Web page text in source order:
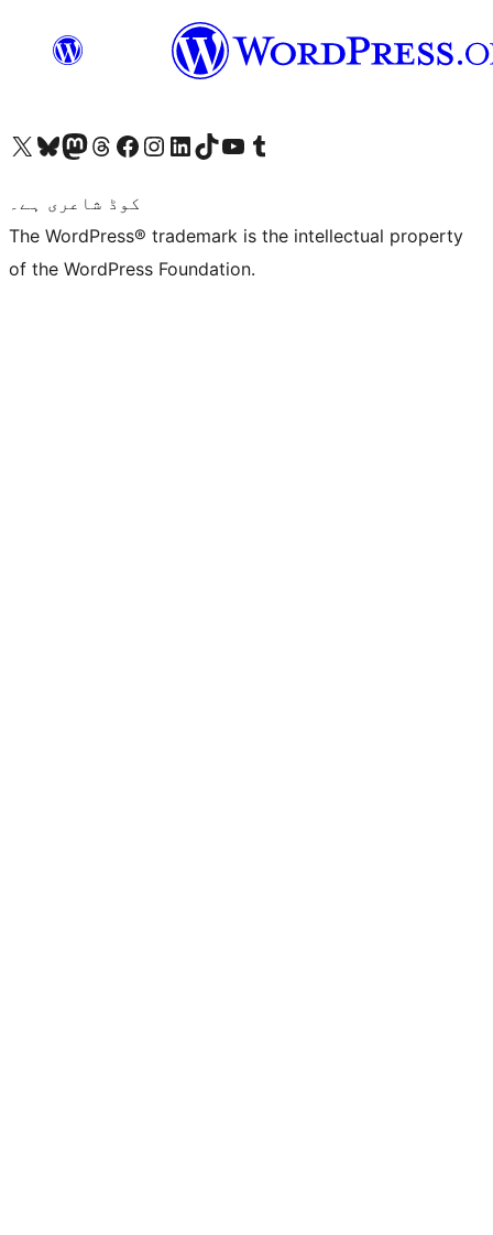
Visit our X (formerly Twitter) account
ہمارے بلیواسکائی اکاؤنٹ پر جائیں
Visit our Mastodon account
ہمارے ٹھریڈز اکاؤنٹ پر جائیں
Visit our Facebook page
Visit our Instagram account
Visit our LinkedIn account
ہمارے ٹک ٹاک اکاؤنٹ پر جائیں
Visit our YouTube channel
ہمارے ٹمبلر اکاؤنٹ پر جائیں
کوڈ شاعری ہے۔
The WordPress® trademark is the intellectual property
of the WordPress Foundation.